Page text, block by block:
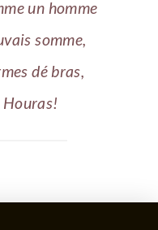
un homme
somme,
dé bras,